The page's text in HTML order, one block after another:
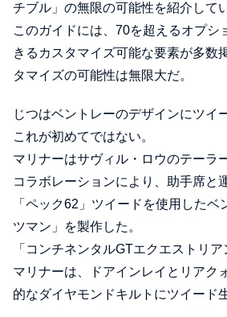
チブル」の無限の可能性を紹介して
このガイドには、70を超えるオプシ
きるカスタマイズ可能な要素が多数
タマイズの可能性は無限大だ。
じつはベントレーのデザインにツイ
これが初めてではない。
マリナーはサヴィル・ロウのテーラ
コラボレーションにより、助手席と
「ペック62」ツイードを使用したベ
ツマン」を製作した。
「コンチネンタルGTエクエストリ
マリナーは、ドアインレイとリアク
的なダイヤモンドキルトにツイード